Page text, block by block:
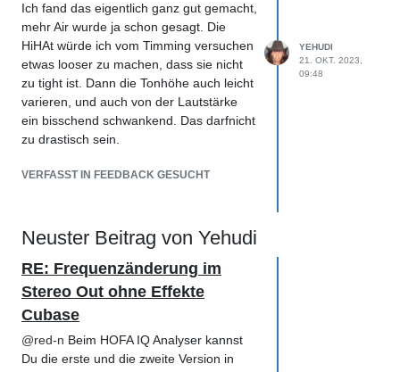
Ich fand das eigentlich ganz gut gemacht,
mehr Air wurde ja schon gesagt. Die
HiHAt würde ich vom Timming versuchen
etwas looser zu machen, dass sie nicht
zu tight ist. Dann die Tonhöhe auch leicht
varieren, und auch von der Lautstärke
ein bisschend schwankend. Das darfnicht
zu drastisch sein.
VERFASST IN FEEDBACK GESUCHT
YEHUDI
21. OKT. 2023,
09:48
Neuster Beitrag von Yehudi
RE: Frequenzänderung im
Stereo Out ohne Effekte
Cubase
@red-n Beim HOFA IQ Analyser kannst
Du die erste und die zweite Version in